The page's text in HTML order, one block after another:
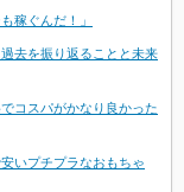
稼ぐんだ！」
去を振り返ることと未来
コスパがかなり良かった
いプチプラなおもちゃ